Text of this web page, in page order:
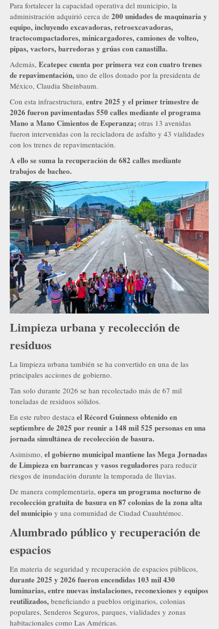
Para fortalecer la capacidad operativa del municipio, la
administración adquirió cerca de 200 unidades de maquinaria y
equipo, incluyendo excavadoras, retroexcavadoras,
tractocompactadores, minicargadores, camiones de volteo,
pipas, vactors, barredoras y grúas con canastilla.
Además, Ecatepec cuenta por primera vez con cuatro trenes
de repavimentación, uno de ellos donado por la presidenta de
México, Claudia Sheinbaum.
Con esta infraestructura, entre 2025 y el primer trimestre de
2026 fueron pavimentadas 550 calles mediante el programa
Mano a Mano Cimientos de Esperanza; otras 13 avenidas
fueron intervenidas con la recicladora de asfalto y 43 vialidades
con los trenes de repavimentación.
A ello se suma la recuperación de 682 calles mediante
trabajos de bacheo.
Limpieza urbana y recolección de
residuos
La limpieza urbana también se ha convertido en una de las
principales acciones de gobierno.
Tan solo durante 2026 se han recolectado más de 67 mil
toneladas de residuos sólidos.
En este rubro destaca el Récord Guinness obtenido en
septiembre de 2025 por reunir a 148 mil 525 personas en una
jornada simultánea de recolección de basura.
Asimismo, el gobierno municipal mantiene las Mega Jornadas
de Limpieza en barrancas y vasos reguladores para reducir
riesgos de inundación durante la temporada de lluvias.
De manera complementaria, opera un programa nocturno de
recolección gratuita de basura en 87 colonias de la zona alta
del municipio y una comunidad de Ciudad Cuauhtémoc.
Alumbrado público y recuperación de
espacios
En materia de seguridad y recuperación de espacios públicos,
durante 2025 y 2026 fueron encendidas 103 mil 430
luminarias, entre nuevas instalaciones, reconexiones y equipos
reutilizados, beneficiando a pueblos originarios, colonias
populares, Senderos Seguros, parques, vialidades y zonas
habitacionales como Las Américas.